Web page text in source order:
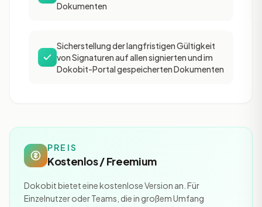
Dokumenten
Sicherstellung der langfristigen Gültigkeit
von Signaturen auf allen signierten und im
Dokobit-Portal gespeicherten Dokumenten
PREIS
Kostenlos / Freemium
Dokobit bietet eine kostenlose Version an. Für
Einzelnutzer oder Teams, die in großem Umfang